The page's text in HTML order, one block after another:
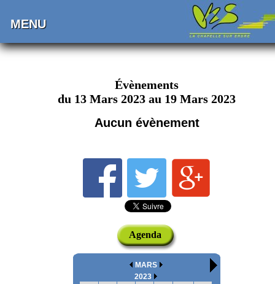
MENU
Évènements
du 13 Mars 2023 au 19 Mars 2023
Aucun évènement
Agenda
MARS
2023